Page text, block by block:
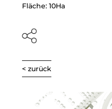
Fläche: 10Ha
< zurück